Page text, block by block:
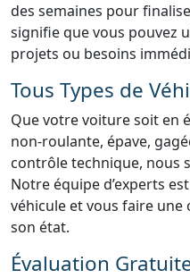
des semaines pour
signifie que vous pouvez
projets ou besoins
Tous Types de
Que votre voiture soit en
non-roulante, épave,
contrôle technique, nous
Notre équipe d’experts
véhicule et vous faire
son état.
Évaluation